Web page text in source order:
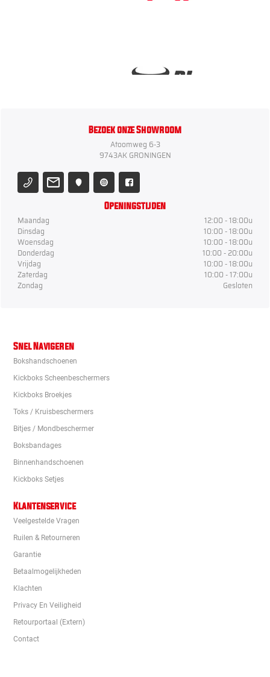
Bezoek onze Showroom
Atoomweg 6-3
9743AK GRONINGEN
Openingstijden
Maandag
12:00 - 18:00u
Dinsdag
10:00 - 18:00u
Woensdag
10:00 - 18:00u
Donderdag
10:00 - 20:00u
Vrijdag
10:00 - 18:00u
Zaterdag
10:00 - 17:00u
Zondag
Gesloten
Snel Navigeren
Bokshandschoenen
Kickboks Scheenbeschermers
Kickboks Broekjes
Toks / Kruisbeschermers
Bitjes / Mondbeschermer
Boksbandages
Binnenhandschoenen
Kickboks Setjes
Klantenservice
Veelgestelde Vragen
Ruilen & Retourneren
Garantie
Betaalmogelijkheden
Klachten
Privacy En Veiligheid
Retourportaal (extern)
Contact